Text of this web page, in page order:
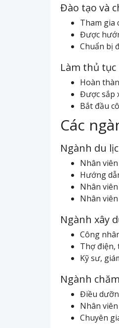
Đào tạo và
Tham gia
Được
Chuẩn bị
Làm thủ tục
Hoàn
Được sắp
Bắt đầu
Các
Ngành du
Nhân
Hướng
Nhân
Nhân
Ngành xây
Công
Thợ điện,
Kỹ sư,
Ngành
Điều
Nhân
Chuyên